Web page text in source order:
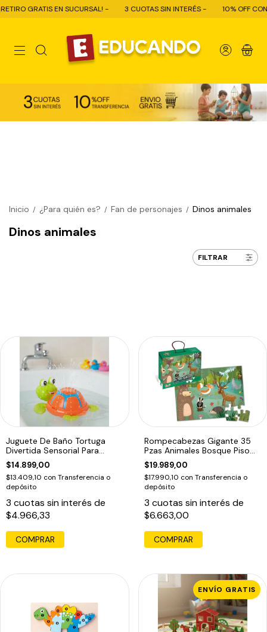
- 3 CUOTAS SIN INTERÉS - 10% OFF CON TRANSFERENCIA
0
Inicio / ¿Para quién es? / Fan de personajes / Dinos animales
Dinos animales
FILTRAR
Juguete De Baño Tortuga
Divertida Sensorial Para
Bebes
$14.899,00
$13.409,10 con Transferencia o
depósito
3 cuotas sin interés de
$4.966,33
Rompecabezas Gigante 35
Pzas Animales Bosque Piso
Puzzle Edu
$19.989,00
$17.990,10 con Transferencia o
depósito
3 cuotas sin interés de
$6.663,00
ENVÍO GRATIS